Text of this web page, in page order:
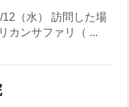
（水） 訪問した場
ンサファリ（ ...